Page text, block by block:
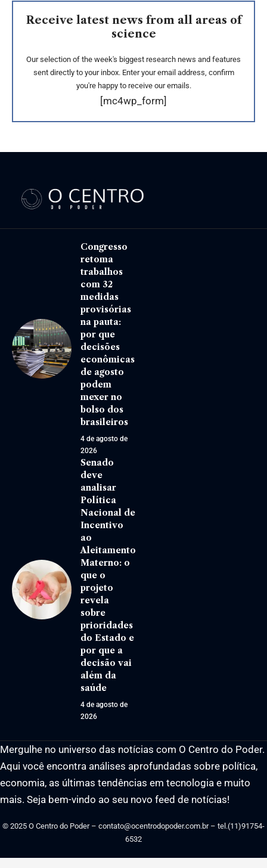
Receive latest news from all areas of
science
Our selection of the week's biggest research news and features
sent directly to your inbox. Enter your email address, confirm
you're happy to receive our emails.
[mc4wp_form]
Congresso
retoma
trabalhos
com 32
medidas
provisórias
na pauta:
por que
decisões
econômicas
de agosto
podem
mexer no
bolso dos
brasileiros
4 de agosto de
2026
Senado
deve
analisar
Política
Nacional de
Incentivo
ao
Aleitamento
Materno: o
que o
projeto
revela
sobre
prioridades
do Estado e
por que a
decisão vai
além da
saúde
4 de agosto de
2026
Mergulhe no universo das notícias com O Centro do Poder.
Aqui você encontra análises aprofundadas sobre política,
economia, as últimas tendências em tecnologia e muito
mais. Seja bem-vindo ao seu novo feed de notícias!
© 2025 O Centro do Poder – contato@ocentrodopoder.com.br– tel.(11)91754-
6532